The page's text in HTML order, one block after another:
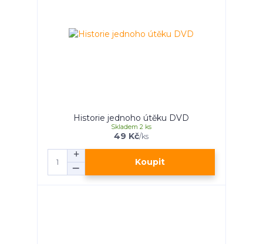
Historie jednoho útěku DVD
49 Kč/ks
Skladem 2 ks
Koupit